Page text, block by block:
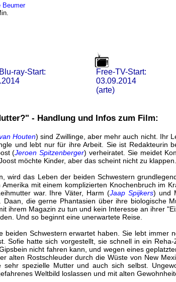
Beumer
ray-Start:
Free-TV-Start:
03.09.2014
(arte)
- Handlung und Infos zum Film:
Houten) sind Zwillinge, aber mehr auch nicht. Ihr
und lebt nur für ihre Arbeit. Sie ist Redakteurin
(Jeroen Spitzenberger) verheiratet. Sie meidet
möchte Kinder, aber das scheint nicht zu klappen.
wird das Leben der beiden Schwestern
Amerika mit einem komplizierten Knochenbruch im
war. Ihre Väter, Harm (Jaap Spijkers) und
die gerne Phantasien über ihre biologische
ihrem Magazin zu tun und kein Interesse an ihrer
Und so beginnt eine unerwartete Reise.
beiden Schwestern erwartet haben. Sie lebt immer
Sofie hatte sich vorgestellt, sie schnell in ein
nicht fahren kann, und wegen eines
alten Rostschleuder durch die Wüste von New
sehr spezielle Mutter und auch sich selbst.
Weltbild loslassen und mit alten